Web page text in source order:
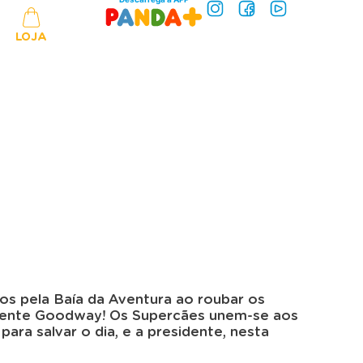
LOJA
pela Baía da Aventura ao roubar os
Goodway! Os Supercães unem-se aos
salvar o dia, e a presidente, nesta